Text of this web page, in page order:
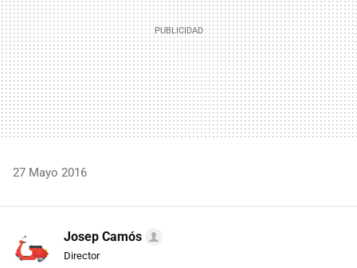
27 Mayo 2016
Josep Camós
Director